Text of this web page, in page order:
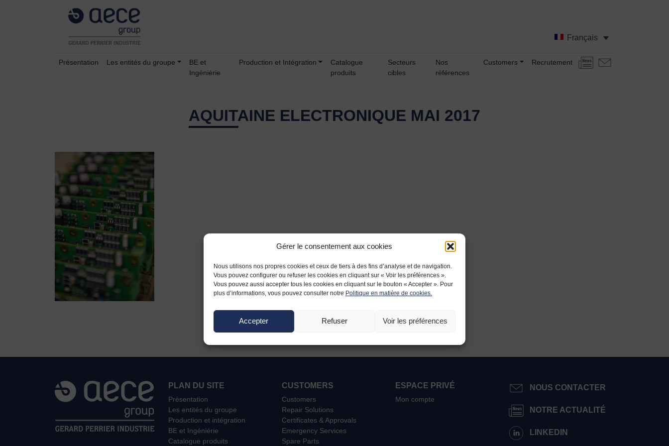
Gérer le consentement aux cookies
Nous utilisons nos propres cookies et ceux de tiers à des fins d’analyse et de navigation.
Vous pouvez configurer ou refuser les cookies en cliquant sur « Voir les préférences ».
Vous pouvez aussi accepter tous les cookies en cliquant sur le bouton « Accepter ». Pour
plus d’informations, vous pouvez consulter notre Politique en matière de cookies.
Accepter Refuser Voir les préférences
Français
Présentation Les entités du groupe
BE et
Ingéniérie
Production et Intégration
Catalogue
produits
Secteurs
cibles
Nos
références
Customers Recrutement Actualités
AQUITAINE ELECTRONIQUE MAI 2017
PLAN DU SITE
Présentation
Les entités du groupe
Production et intégration
BE et Ingéniérie
Catalogue produits
CUSTOMERS
Customers
Repair Solutions
Certificates & Approvals
Emergency Services
Spare Parts
ESPACE PRIVÉ
Mon compte
NOUS CONTACTER
NOTRE ACTUALITÉ
LINKEDIN